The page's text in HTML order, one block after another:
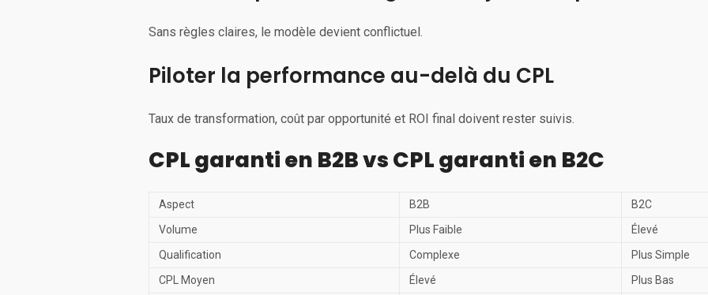
Sans règles claires, le modèle devient conflictuel.
Piloter la performance au-delà du CPL
Taux de transformation, coût par opportunité et ROI final doivent rester suivis.
CPL garanti en B2B vs CPL garanti en B2C
Aspect B2B
B2C
Volume
Plus Faible
Élevé
Qualification
Complexe
Plus Simple
CPL Moyen
Élevé Plus Bas